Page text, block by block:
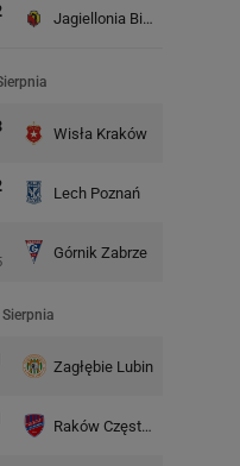
Jagiellonia Białystok
Wisła Kraków
Lech Poznań
Górnik Zabrze
Zagłębie Lubin
Raków Częstochowa